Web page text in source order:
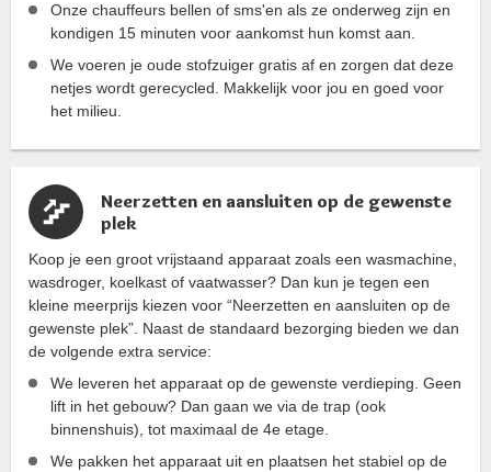
Onze chauffeurs bellen of sms'en als ze onderweg zijn en
kondigen 15 minuten voor aankomst hun komst aan.
We voeren je oude stofzuiger gratis af en zorgen dat deze
netjes wordt gerecycled. Makkelijk voor jou en goed voor
het milieu.
Neerzetten en aansluiten op de gewenste
plek
Koop je een groot vrijstaand apparaat zoals een wasmachine,
wasdroger, koelkast of vaatwasser? Dan kun je tegen een
kleine meerprijs kiezen voor “Neerzetten en aansluiten op de
gewenste plek”. Naast de standaard bezorging bieden we dan
de volgende extra service:
We leveren het apparaat op de gewenste verdieping. Geen
lift in het gebouw? Dan gaan we via de trap (ook
binnenshuis), tot maximaal de 4e etage.
We pakken het apparaat uit en plaatsen het stabiel op de